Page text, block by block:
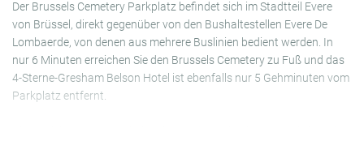
Der Brussels Cemetery Parkplatz befindet sich im Stadtteil Evere
von Brüssel, direkt gegenüber von den Bushaltestellen Evere De
Lombaerde, von denen aus mehrere Buslinien bedient werden. In
nur 6 Minuten erreichen Sie den Brussels Cemetery zu Fuß und das
4-Sterne-Gresham Belson Hotel ist ebenfalls nur 5 Gehminuten vom
Parkplatz entfernt.